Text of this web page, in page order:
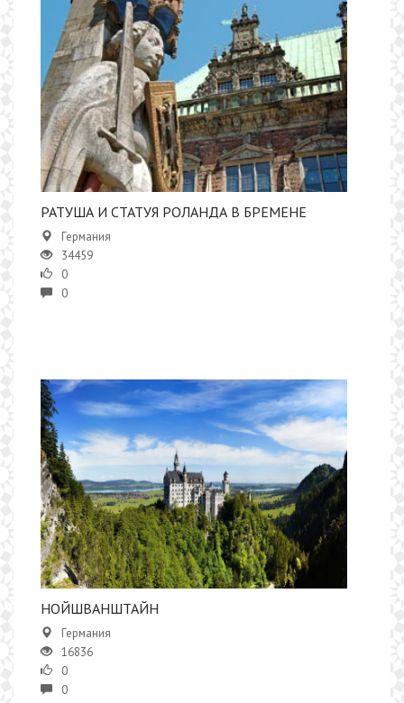
РАТУША И СТАТУЯ РОЛАНДА В БРЕМЕНЕ
Германия
34459
0
0
НОЙШВАНШТАЙН
Германия
16836
0
0